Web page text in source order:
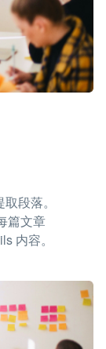
段落。
篇文章
内容。